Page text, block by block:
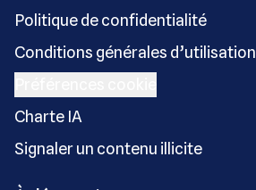
Politique de confidentialité
Conditions générales d’utilisation
Charte IA
Signaler un contenu illicite